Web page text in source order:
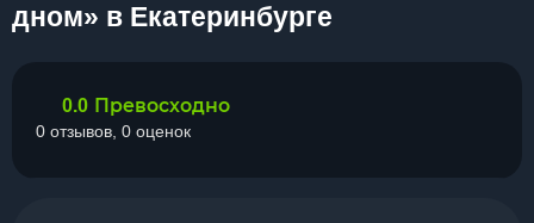
дном» в Екатеринбурге
0.0 Превосходно
0 отзывов, 0 оценок